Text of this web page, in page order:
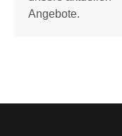
Angebote.